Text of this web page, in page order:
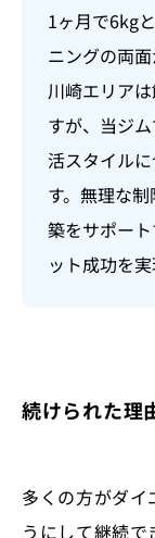
1ヶ月で6kg
ニングの両
川崎エリア
すが、当ジ
活スタイル
す。無理な
築をサポー
ット成功を実
続けられた理
多くの方がダイ
うにして継続で